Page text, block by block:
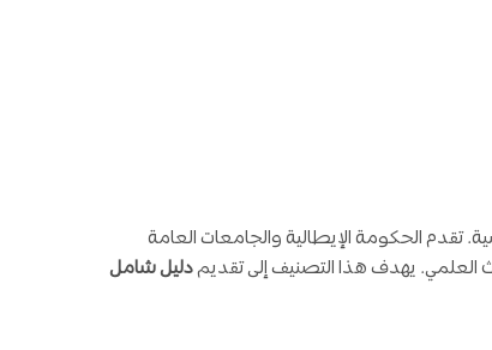
تقدم الحكومة الإيطالية والجامعات العامة
العلمي. يهدف هذا التصنيف إلى تقديمدليل شامل